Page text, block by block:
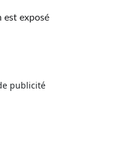
est exposé
publicité